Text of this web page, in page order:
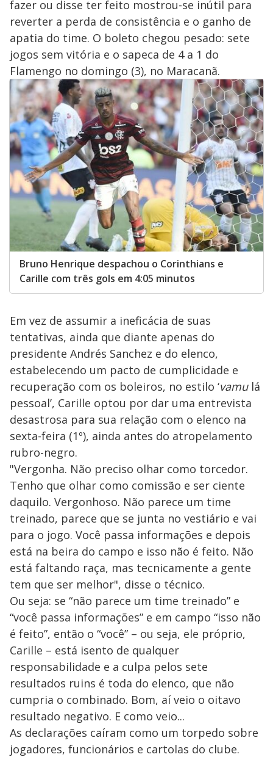
fazer ou disse ter feito mostrou-se inútil para
reverter a perda de consistência e o ganho de
apatia do time. O boleto chegou pesado: sete
jogos sem vitória e o sapeca de 4 a 1 do
Flamengo no domingo (3), no Maracanã.
Bruno Henrique despachou o Corinthians e
Carille com três gols em 4:05 minutos
Em vez de assumir a ineficácia de suas
tentativas, ainda que diante apenas do
presidente Andrés Sanchez e do elenco,
estabelecendo um pacto de cumplicidade e
recuperação com os boleiros, no estilo ‘vamulá
pessoal’, Carille optou por dar uma entrevista
desastrosa para sua relação com o elenco na
sexta-feira (1º), ainda antes do atropelamento
rubro-negro.
"Vergonha. Não preciso olhar como torcedor.
Tenho que olhar como comissão e ser ciente
daquilo. Vergonhoso. Não parece um time
treinado, parece que se junta no vestiário e vai
para o jogo. Você passa informações e depois
está na beira do campo e isso não é feito. Não
está faltando raça, mas tecnicamente a gente
tem que ser melhor", disse o técnico.
Ou seja: se “não parece um time treinado” e
“você passa informações” e em campo “isso não
é feito”, então o “você” – ou seja, ele próprio,
Carille – está isento de qualquer
responsabilidade e a culpa pelos sete
resultados ruins é toda do elenco, que não
cumpria o combinado. Bom, aí veio o oitavo
resultado negativo. E como veio...
As declarações caíram como um torpedo sobre
jogadores, funcionários e cartolas do clube.